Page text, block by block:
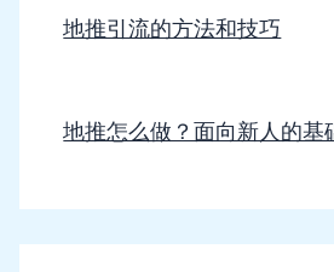
地推引流的方法和技巧
地推怎么做？面向新人的基